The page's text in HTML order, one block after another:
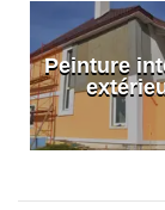
Peinture